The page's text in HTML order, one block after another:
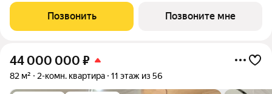
возможностью открывания настежь улучшает видовые
характеристики. Продуманная
Позвонить Позвоните мне
44 000 000 ₽
82 м² 2-комн. квартира 11 этаж из 56